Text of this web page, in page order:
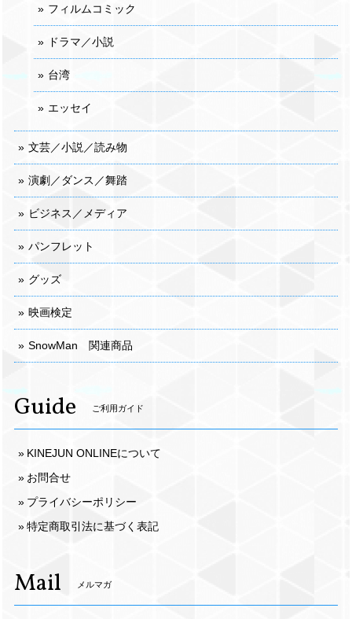
フィルムコミック
ドラマ／小説
台湾
エッセイ
文芸／小説／読み物
演劇／ダンス／舞踏
ビジネス／メディア
パンフレット
グッズ
映画検定
SnowMan 関連商品
Guide ご利用ガイド
KINEJUN ONLINEについて
お問合せ
プライバシーポリシー
特定商取引法に基づく表記
Mail メルマガ